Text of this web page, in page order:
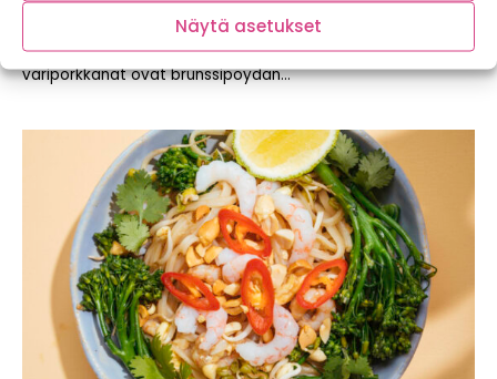
Näytä asetukset
Jogurtin ja maustetun voisulan kanssa tarjoiltavat
taivaalliset turkkilaiset uppomunat ja paahdetut
väriporkkanat ovat brunssipöydän...